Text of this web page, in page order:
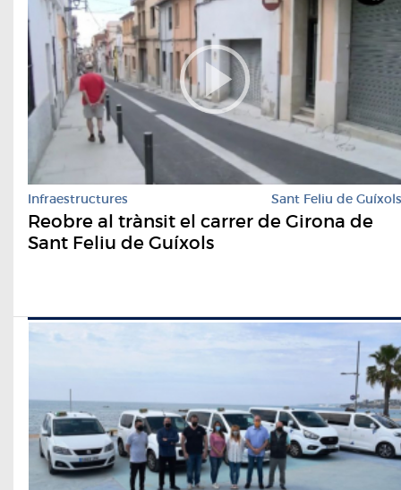
Infraestructures Sant Feliu de Guíxols
Reobre al trànsit el carrer de Girona de
Sant Feliu de Guíxols